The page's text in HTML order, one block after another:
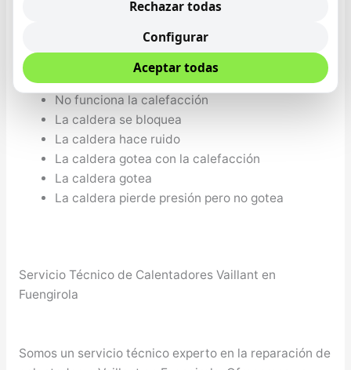
La caldera no arranca, no hace nada
La caldera si arranca pero no sale agua caliente
No sale el agua lo suficientemente caliente
No funciona la calefacción
La caldera se bloquea
La caldera hace ruido
La caldera gotea con la calefacción
La caldera gotea
La caldera pierde presión pero no gotea
Servicio Técnico de Calentadores Vaillant en
Fuengirola
Somos un servicio técnico experto en la reparación de
Rechazar todas
Configurar
Aceptar todas